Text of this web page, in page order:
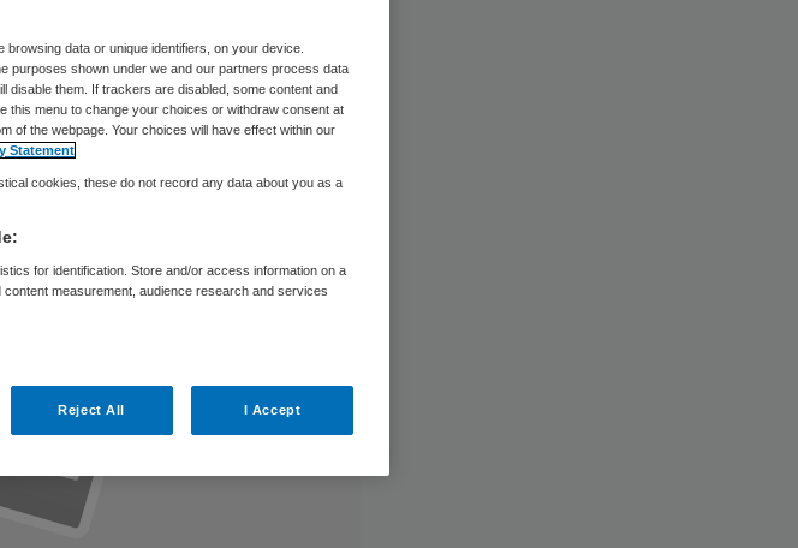
,10:32 84 keer gelezen
data or unique identifiers, on your device.
purposes shown under we and our partners process data
disable them. If trackers are disabled, some content and
this menu to change your choices or withdraw consent at
of the webpage. Your choices will have effect within our
Statement
cookies, these do not record any data about you as a
for identification. Store and/or access information on a
measurement, audience research and services
Reject All I Accept